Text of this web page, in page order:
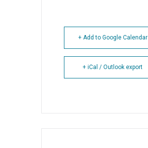
+ Add to Google Calendar
+ iCal / Outlook export